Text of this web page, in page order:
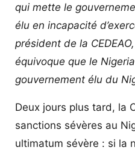
qui mette le
élu en incapacité
président de la
équivoque que le
gouvernement élu du
Deux jours plus tard, la
sanctions sévères au
ultimatum sévère : si la